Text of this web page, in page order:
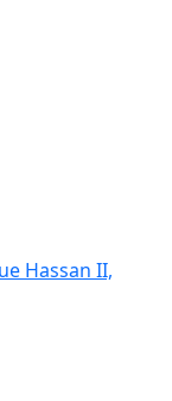
Hassan II,